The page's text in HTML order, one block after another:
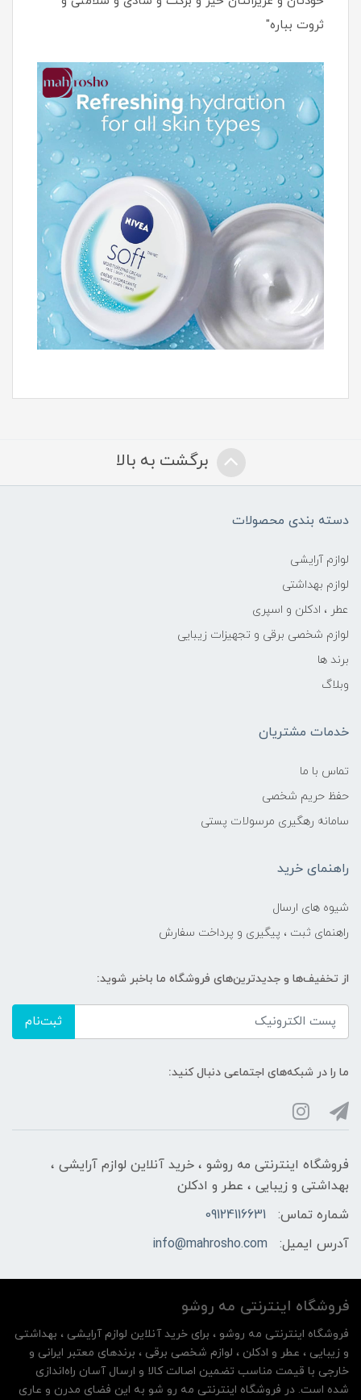
ثروت بباره"
برگشت به بالا
دسته بندی محصولات
لوازم آرایشی
لوازم بهداشتی
عطر ، ادکلن و اسپری
لوازم شخصی برقی و تجهیزات زیبایی
برند ها
وبلاگ
خدمات مشتریان
تماس با ما
حفظ حریم شخصی
سامانه رهگیری مرسولات پستی
راهنمای خرید
شیوه های ارسال
راهنمای ثبت ، پیگیری و پرداخت سفارش
از تخفیف‌ها و جدیدترین‌های فروشگاه ما باخبر شوید:
ثبت‌نام
ما را در شبکه‌های اجتماعی دنبال کنید:
فروشگاه اینترنتی مه‌ رو‌شو ، خرید آنلاین لوازم آرایشی ،
بهداشتی و زیبایی ، عطر و ادکلن
شماره تماس:
09124116631
آدرس ایمیل:
info@mahrosho.com
فروشگاه اینترنتی مه‌ رو‌شو
فروشگاه اینترنتی مه‌ رو‌شو ، برای خرید آنلاین لوازم آرایشی ، بهداشتی
و زیبایی ، عطر و ادکلن ، لوازم شخصی برقی ، برندهای معتبر ایرانی و
خارجی با قیمت مناسب تضمین اصالت کالا و ارسال آسان راه‌اندازی
شده است. در فروشگاه اینترنتی مه رو شو به این فضای مدرن و عاری